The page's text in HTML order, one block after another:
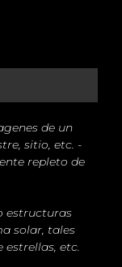
de un
sitio, etc. -
repleto de
estructuras
solar, tales
estrellas, etc.